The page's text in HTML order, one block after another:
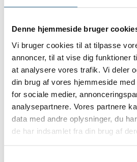
Denne hjemmeside bruger
Vi bruger cookies til at tilpasse
annoncer, til at vise dig funktioner
at analysere vores trafik. Vi deler
din brug af vores hjemmeside
for sociale medier,
analysepartnere. Vores partnere
data med andre oplysninger, du
de har indsamlet fra din brug af
Nummer balloner med 25 år trykt på for
en pose.
10", svarer til ca. 26 cm i dia.
Egnet til helium og almindelig luft. Ved
ballon fix gel til latexballoner.
Billedet viser de farver som findes i
Du får 8 stk. balloner i pakken.